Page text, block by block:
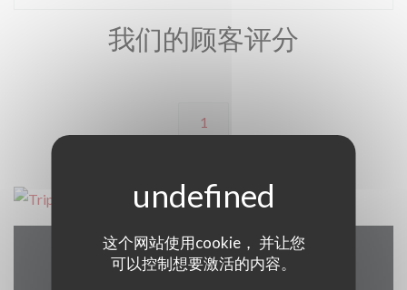
这个网站使用cookie， 并让您
可以控制想要激活的内容。
我们的顾客评分
1
地图和联系方式